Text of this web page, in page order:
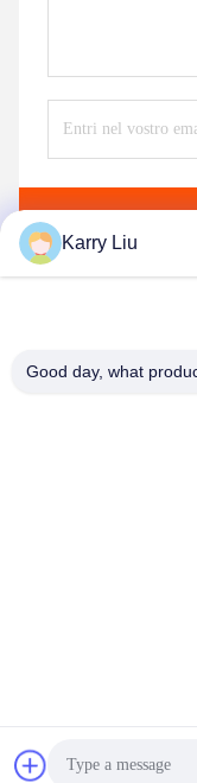
Plastic
Karry Liu
Good day, what